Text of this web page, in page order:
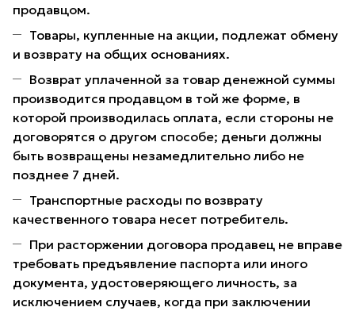
продавцом.
Товары, купленные на акции, подлежат обмену
и возврату на общих основаниях.
Возврат уплаченной за товар денежной суммы
производится продавцом в той же форме, в
которой производилась оплата, если стороны не
договорятся о другом способе; деньги должны
быть возвращены незамедлительно либо не
позднее 7 дней.
Транспортные расходы по возврату
качественного товара несет потребитель.
При расторжении договора продавец не вправе
требовать предъявление паспорта или иного
документа, удостоверяющего личность, за
исключением случаев, когда при заключении